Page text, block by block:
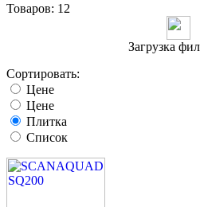
Товаров: 12
Загрузка
Сортировать:
Цене
Цене
Плитка
Список